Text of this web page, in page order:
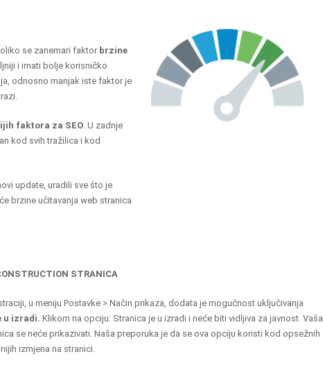
se zanemari faktor brzine
i imati bolje korisničko
odnosno manjak iste faktor je
faktora za SEO . U zadnje
kod svih tražilica i kod
update, uradili sve što je
brzine učitavanja web stranica
STRANICA
u meniju Postavke > Način prikaza, dodata je mogućnost uključivanja
u izradi. Klikom na opciju: Stranica je u izradi i neće biti vidljiva za javnost Vaša
se neće prikazivati. Naša preporuka je da se ova opciju koristi kod opsežnih
izmjena na stranici.